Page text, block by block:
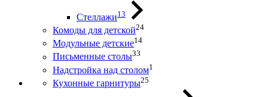
Стеллажи13
Комоды для детской24
Модульные детские14
Письменные столы33
Надстройка над столом1
Кухонные гарнитуры25